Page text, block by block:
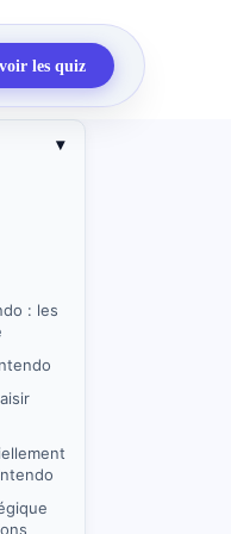
les quiz
▾
: les